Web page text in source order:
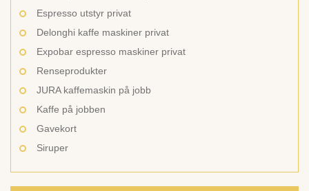
Espresso utstyr privat
Delonghi kaffe maskiner privat
Expobar espresso maskiner privat
Renseprodukter
JURA kaffemaskin på jobb
Kaffe på jobben
Gavekort
Siruper